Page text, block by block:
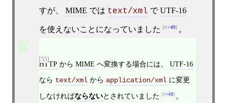
すが、 MIME では text/xml でUTF-16
を使えないことになっていました >>49 。
[55]
HTTPから MIME へ変換する場合には、 UTF-16
なら text/xmlから application/xmlに変更
しなければならないとされていました >>49 。